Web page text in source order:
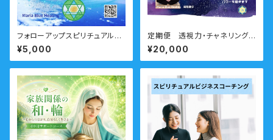
フォローアップスピリチュアルス
クール
¥5,000
定期便 透視力・チャネリングコ
ース
¥20,000